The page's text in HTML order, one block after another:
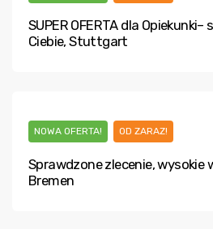
SUPER OFERTA dla
Ciebie, Stuttgart
NOWA OFERTA! OD ZARAZ!
Sprawdzone zlecenie, wysokie
Bremen